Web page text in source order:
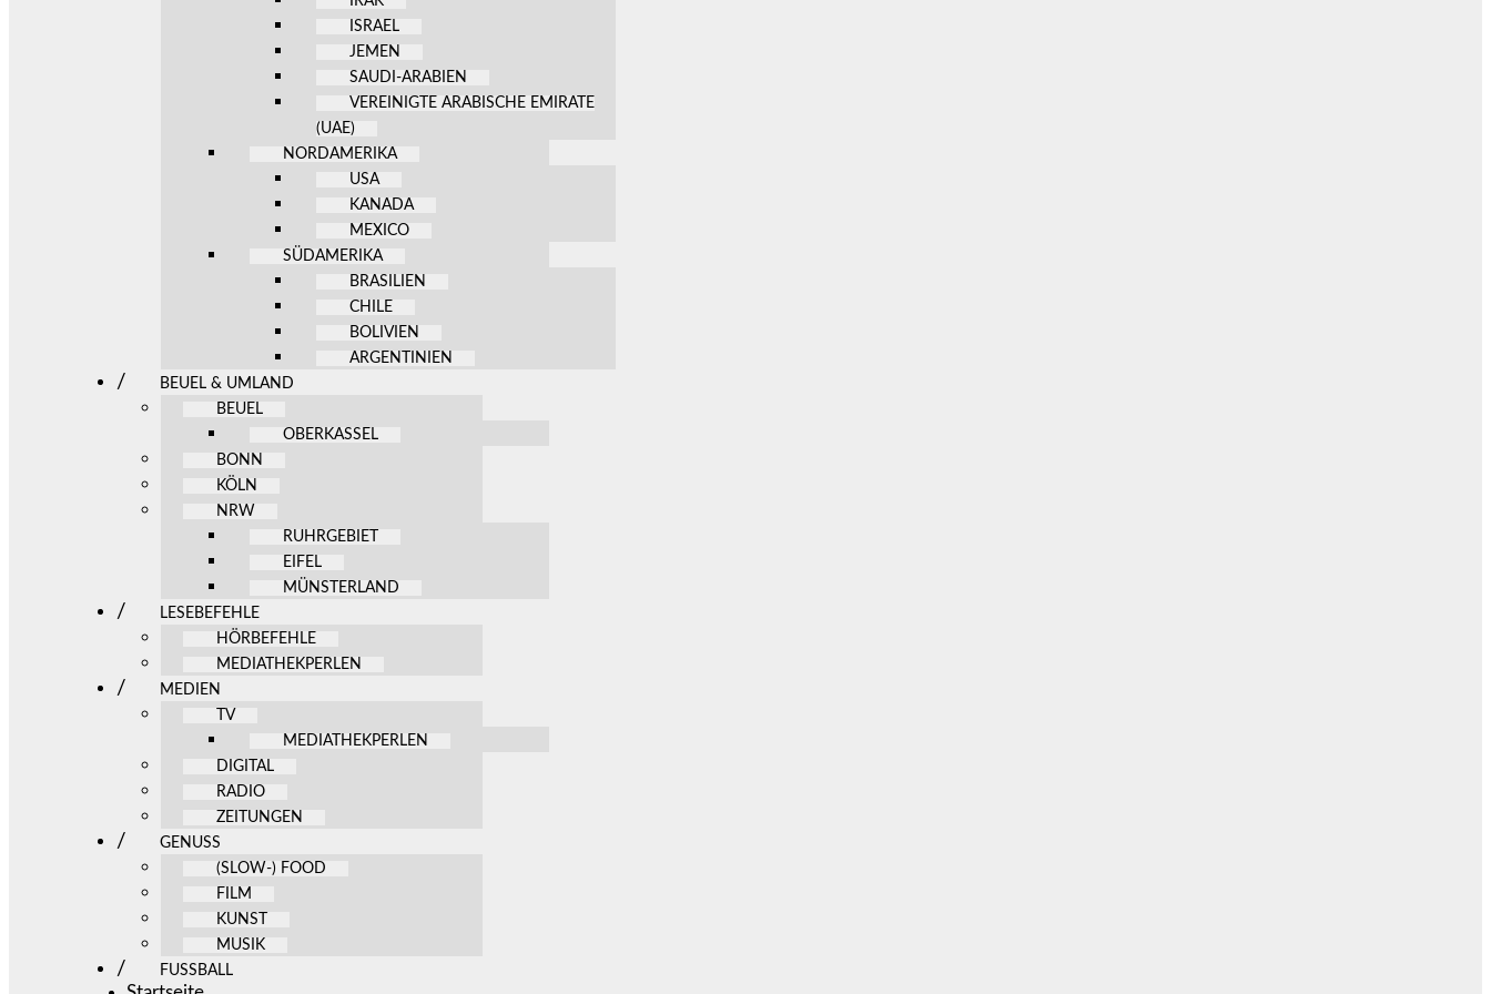
ISRAEL
JEMEN
SAUDI-ARABIEN
VEREINIGTE ARABISCHE EMIRATE
(UAE)
NORDAMERIKA
USA
KANADA
MEXICO
SÜDAMERIKA
BRASILIEN
CHILE
BOLIVIEN
ARGENTINIEN
BEUEL & UMLAND
BEUEL
OBERKASSEL
BONN
KÖLN
NRW
RUHRGEBIET
EIFEL
MÜNSTERLAND
LESEBEFEHLE
HÖRBEFEHLE
MEDIATHEKPERLEN
MEDIEN
TV
MEDIATHEKPERLEN
DIGITAL
RADIO
ZEITUNGEN
GENUSS
(SLOW-) FOOD
FILM
KUNST
MUSIK
FUSSBALL